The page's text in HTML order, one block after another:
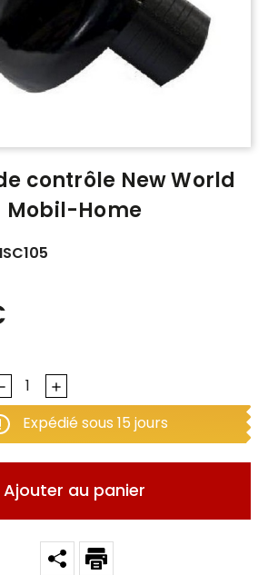
contrôle New World
Mobil-Home
Expédié sous 15 jours
Ajouter au panier